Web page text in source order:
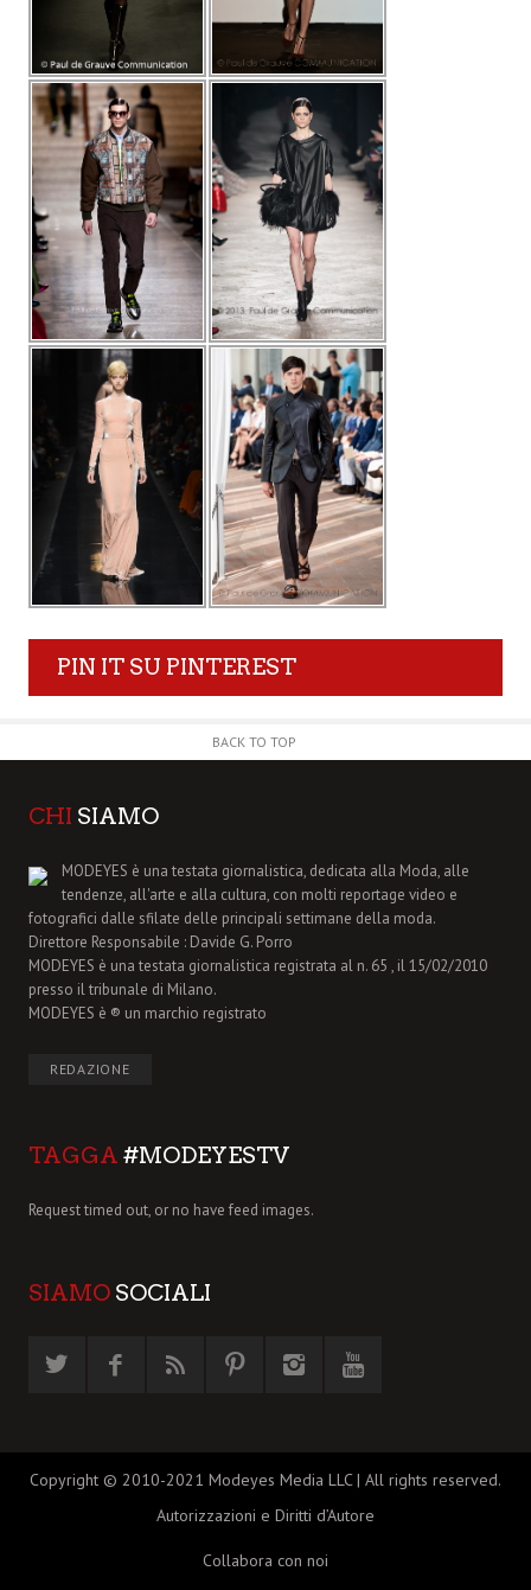
PIN IT SU PINTEREST
BACK TO TOP
CHI SIAMO
MODEYES è una testata giornalistica, dedicata alla Moda, alle
tendenze, all'arte e alla cultura, con molti reportage video e
fotografici dalle sfilate delle principali settimane della moda.
Direttore Responsabile : Davide G. Porro
MODEYES è una testata giornalistica registrata al n. 65 , il 15/02/2010
presso il tribunale di Milano.
MODEYES è ® un marchio registrato
REDAZIONE
TAGGA #MODEYESTV
Request timed out, or no have feed images.
SIAMO SOCIALI
Copyright © 2010-2021 Modeyes Media LLC | All rights reserved.
Autorizzazioni e Diritti d’Autore
Collabora con noi